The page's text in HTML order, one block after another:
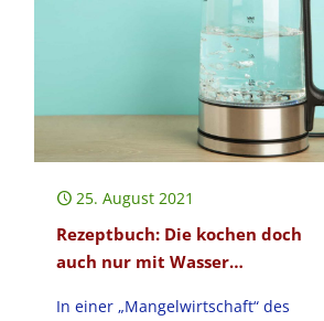
25. August 2021
Rezeptbuch: Die kochen doch
auch nur mit Wasser…
In einer „Mangelwirtschaft“ des